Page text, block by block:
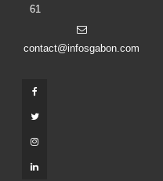
61
contact@infosgabon.com